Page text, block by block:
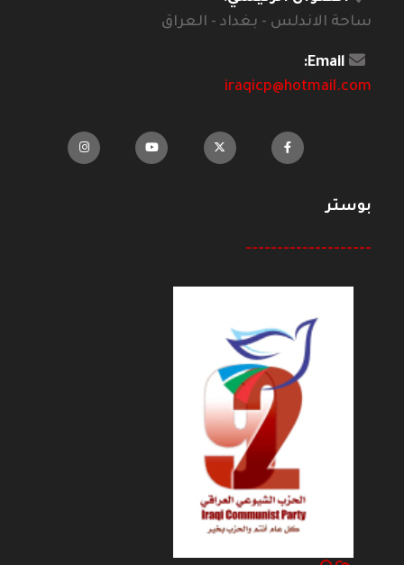
ساحة الاندلس - بغداد - العراق
Email:
iraqicp@hotmail.com
بوستر
--------------------